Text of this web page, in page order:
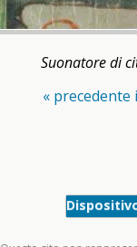
Suonatore di
« precedente